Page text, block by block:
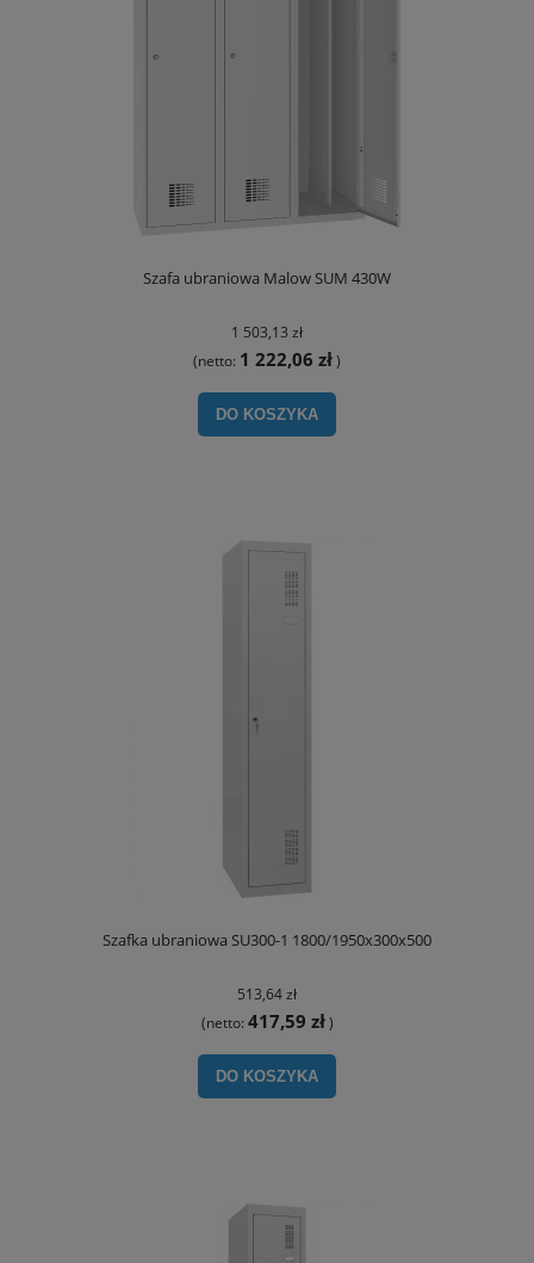
Szafa ubraniowa Malow SUM 430W
1 503,13 zł
(netto: 1 222,06 zł)
DO KOSZYKA
Szafka ubraniowa SU300-1 1800/1950x300x500
513,64 zł
(netto: 417,59 zł)
DO KOSZYKA